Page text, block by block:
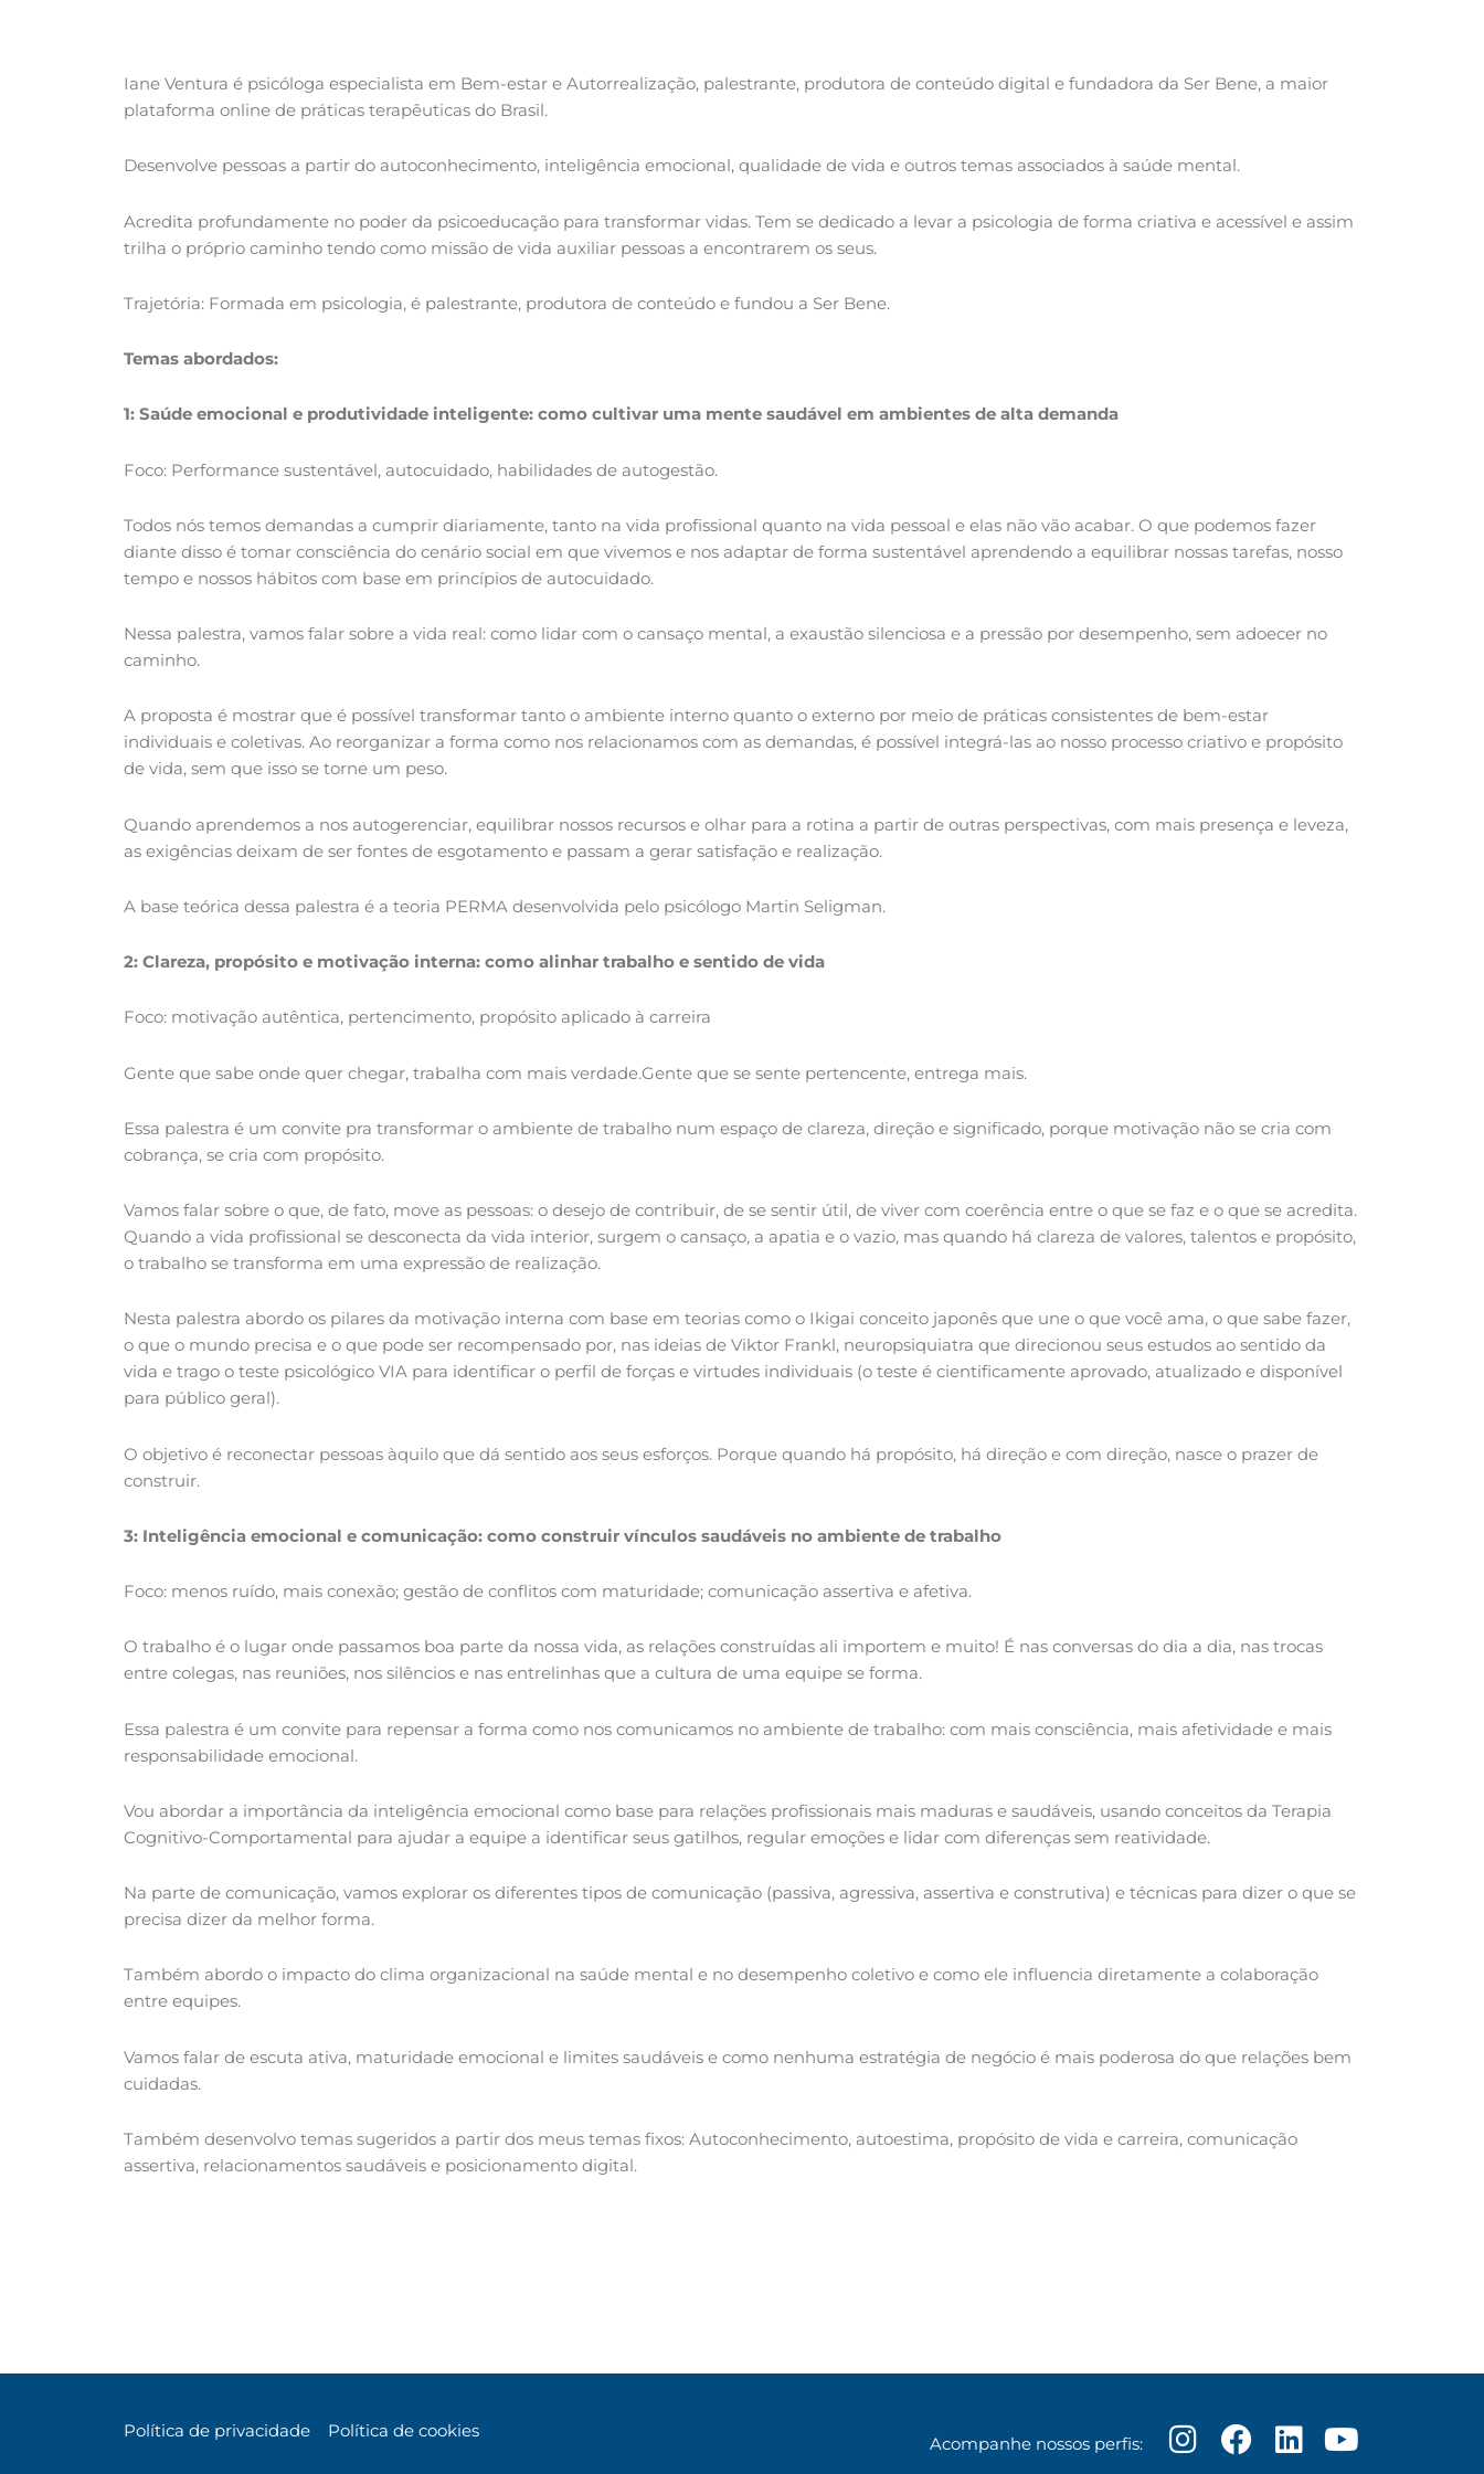
Iane Ventura é psicóloga especialista em Bem-estar e Autorrealização, palestrante, produtora de conteúdo digital e fundadora da Ser Bene, a maior
plataforma online de práticas terapêuticas do Brasil.
Desenvolve pessoas a partir do autoconhecimento, inteligência emocional, qualidade de vida e outros temas associados à saúde mental.
Acredita profundamente no poder da psicoeducação para transformar vidas. Tem se dedicado a levar a psicologia de forma criativa e acessível e assim
trilha o próprio caminho tendo como missão de vida auxiliar pessoas a encontrarem os seus.
Trajetória: Formada em psicologia, é palestrante, produtora de conteúdo e fundou a Ser Bene.
Temas abordados:
1: Saúde emocional e produtividade inteligente: como cultivar uma mente saudável em ambientes de alta demanda
Foco: Performance sustentável, autocuidado, habilidades de autogestão.
Todos nós temos demandas a cumprir diariamente, tanto na vida profissional quanto na vida pessoal e elas não vão acabar. O que podemos fazer
diante disso é tomar consciência do cenário social em que vivemos e nos adaptar de forma sustentável aprendendo a equilibrar nossas tarefas, nosso
tempo e nossos hábitos com base em princípios de autocuidado.
Nessa palestra, vamos falar sobre a vida real: como lidar com o cansaço mental, a exaustão silenciosa e a pressão por desempenho, sem adoecer no
caminho.
A proposta é mostrar que é possível transformar tanto o ambiente interno quanto o externo por meio de práticas consistentes de bem-estar
individuais e coletivas. Ao reorganizar a forma como nos relacionamos com as demandas, é possível integrá-las ao nosso processo criativo e propósito
de vida, sem que isso se torne um peso.
Quando aprendemos a nos autogerenciar, equilibrar nossos recursos e olhar para a rotina a partir de outras perspectivas, com mais presença e leveza,
as exigências deixam de ser fontes de esgotamento e passam a gerar satisfação e realização.
A base teórica dessa palestra é a teoria PERMA desenvolvida pelo psicólogo Martin Seligman.
2: Clareza, propósito e motivação interna: como alinhar trabalho e sentido de vida
Foco: motivação autêntica, pertencimento, propósito aplicado à carreira
Gente que sabe onde quer chegar, trabalha com mais verdade.Gente que se sente pertencente, entrega mais.
Essa palestra é um convite pra transformar o ambiente de trabalho num espaço de clareza, direção e significado, porque motivação não se cria com
cobrança, se cria com propósito.
Vamos falar sobre o que, de fato, move as pessoas: o desejo de contribuir, de se sentir útil, de viver com coerência entre o que se faz e o que se acredita.
Quando a vida profissional se desconecta da vida interior, surgem o cansaço, a apatia e o vazio, mas quando há clareza de valores, talentos e propósito,
o trabalho se transforma em uma expressão de realização.
Nesta palestra abordo os pilares da motivação interna com base em teorias como o Ikigai conceito japonês que une o que você ama, o que sabe fazer,
o que o mundo precisa e o que pode ser recompensado por, nas ideias de Viktor Frankl, neuropsiquiatra que direcionou seus estudos ao sentido da
vida e trago o teste psicológico VIA para identificar o perfil de forças e virtudes individuais (o teste é cientificamente aprovado, atualizado e disponível
para público geral).
O objetivo é reconectar pessoas àquilo que dá sentido aos seus esforços. Porque quando há propósito, há direção e com direção, nasce o prazer de
construir.
3: Inteligência emocional e comunicação: como construir vínculos saudáveis no ambiente de trabalho
Foco: menos ruído, mais conexão; gestão de conflitos com maturidade; comunicação assertiva e afetiva.
O trabalho é o lugar onde passamos boa parte da nossa vida, as relações construídas ali importem e muito! É nas conversas do dia a dia, nas trocas
entre colegas, nas reuniões, nos silêncios e nas entrelinhas que a cultura de uma equipe se forma.
Essa palestra é um convite para repensar a forma como nos comunicamos no ambiente de trabalho: com mais consciência, mais afetividade e mais
responsabilidade emocional.
Vou abordar a importância da inteligência emocional como base para relações profissionais mais maduras e saudáveis, usando conceitos da Terapia
Cognitivo-Comportamental para ajudar a equipe a identificar seus gatilhos, regular emoções e lidar com diferenças sem reatividade.
Na parte de comunicação, vamos explorar os diferentes tipos de comunicação (passiva, agressiva, assertiva e construtiva) e técnicas para dizer o que se
precisa dizer da melhor forma.
Também abordo o impacto do clima organizacional na saúde mental e no desempenho coletivo e como ele influencia diretamente a colaboração
entre equipes.
Vamos falar de escuta ativa, maturidade emocional e limites saudáveis e como nenhuma estratégia de negócio é mais poderosa do que relações bem
cuidadas.
Também desenvolvo temas sugeridos a partir dos meus temas fixos: Autoconhecimento, autoestima, propósito de vida e carreira, comunicação
assertiva, relacionamentos saudáveis e posicionamento digital.
Política de privacidade Política de cookies
Acompanhe nossos perfis:
I
F
a
L
Y